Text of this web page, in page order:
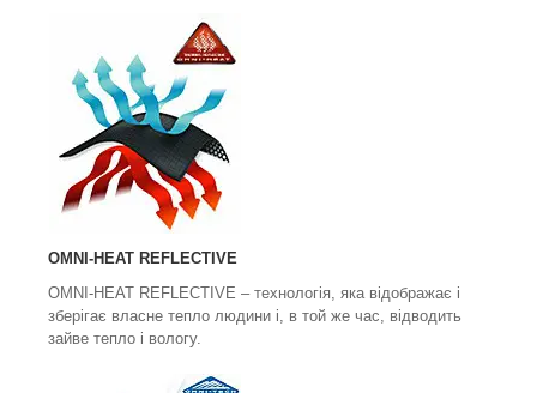
OMNI-HEAT REFLECTIVE
OMNI-HEAT REFLECTIVE – технологія, яка відображає і
зберігає власне тепло людини і, в той же час, відводить
зайве тепло і вологу.